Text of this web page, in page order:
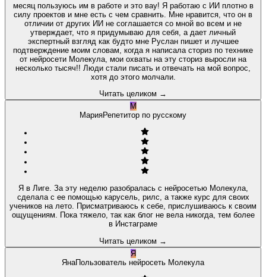
месяц пользуюсь им в работе и это вау! Я работаю с ИИ плотно в
силу проектов и мне есть с чем сравнить. Мне нравится, что он в
отличии от других ИИ не соглашается со мной во всем и не
утверждает, что я придумываю для себя, а дает личный
экспертный взгляд как будто мне Руслан пишет и лучшее
подтверждение моим словам, когда я написала сториз по технике
от нейросети Молекула, мои охваты на эту сториз выросли на
несколько тысяч!! Люди стали писать и отвечать на мой вопрос,
хотя до этого молчали.
Читать целиком →
М
МарияРепетитор по русскому
Я в Лиге. За эту неделю разобралась с нейросетью Молекула,
сделала с ее помощью карусель, рилс, а также курс для своих
учеников на лето. Присматриваюсь к себе, прислушиваюсь к своим
ощущениям. Пока тяжело, так как блог не вела никогда, тем более
в Инстаграме
Читать целиком →
Я
ЯнаПользователь нейросеть Молекула